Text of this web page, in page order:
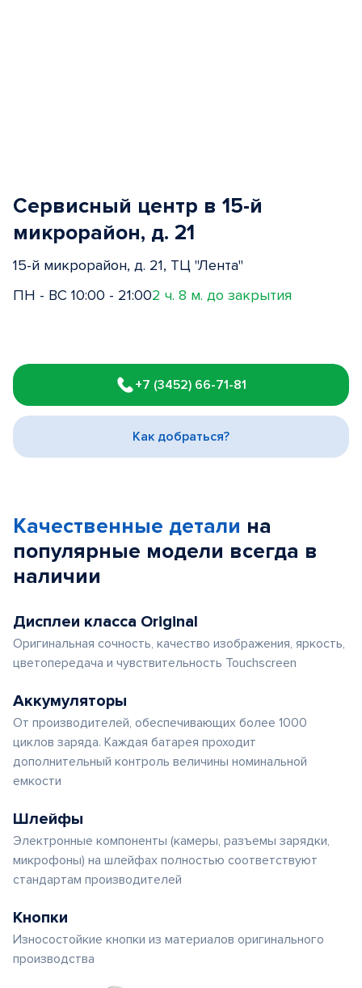
Сервисный центр в 15-й
микрорайон, д. 21
15-й микрорайон, д. 21, ТЦ "Лента"
ПН - ВС 10:00 - 21:002 ч. 8 м. до закрытия
1
of
3
+7 (3452) 66-71-81
Как добраться?
Качественные детали на
популярные модели всегда в
наличии
Дисплеи класса Original
Оригинальная сочность, качество изображения, яркость,
цветопередача и чувствительность Touchscreen
Аккумуляторы
От производителей, обеспечивающих более 1000
циклов заряда. Каждая батарея проходит
дополнительный контроль величины номинальной
емкости
Шлейфы
Электронные компоненты (камеры, разъемы зарядки,
микрофоны) на шлейфах полностью соответствуют
стандартам производителей
Кнопки
Износостойкие кнопки из материалов оригинального
производства